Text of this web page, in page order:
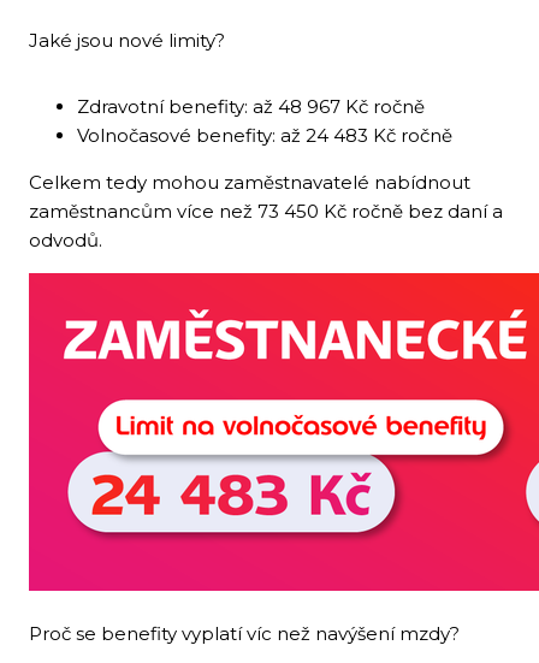
Jaké jsou nové limity?
Zdravotní benefity: až 48 967 Kč ročně
Volnočasové benefity: až 24 483 Kč ročně
Celkem tedy mohou zaměstnavatelé nabídnout
zaměstnancům více než 73 450 Kč ročně bez daní a
odvodů.
Proč se benefity vyplatí víc než navýšení mzdy?